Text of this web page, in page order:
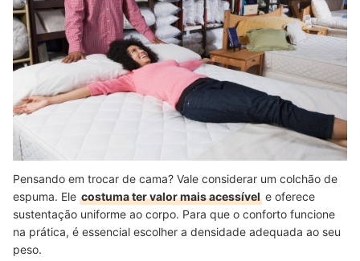
Colchão de Espuma na Caixa Perde Qualidade em Comparação ao
Tradicional?
Como Identificar se o Tipo de Espuma Anunciado Realmente Está no
Colchão?
Monitore Seu Sono e Conheça os Melhores Acessórios para Dormir
Pensando em trocar de cama? Vale considerar um colchão de
espuma. Ele costuma ter valor mais acessível e oferece
sustentação uniforme ao corpo. Para que o conforto funcione
na prática, é essencial escolher a densidade adequada ao seu
peso.